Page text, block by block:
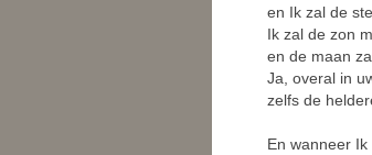
en Ik zal de
Ik zal de zon
en de maan
Ja, overal in
zelfs de
En wanneer Ik